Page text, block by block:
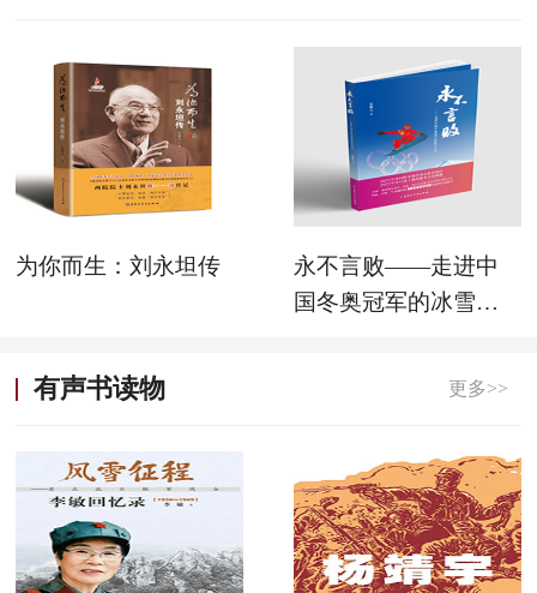
为你而生：刘永坦传
永不言败——走进中
国冬奥冠军的冰雪人
有声书读物 更多>>